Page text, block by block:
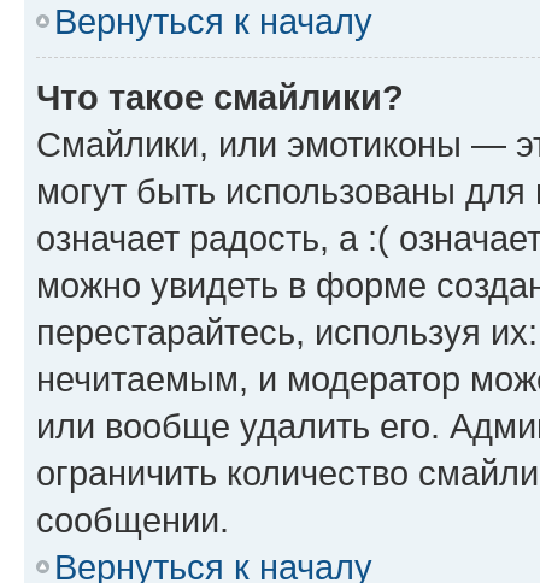
Вернуться к началу
Что такое смайлики?
Смайлики, или эмотиконы —
могут быть использованы
означает радость, а :(
можно увидеть в форме
перестарайтесь, используя
нечитаемым, и модератор
или вообще удалить его.
ограничить количество
сообщении.
Вернуться к началу